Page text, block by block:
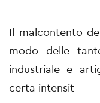
Il malcontento
modo delle
industriale e
certa intensit